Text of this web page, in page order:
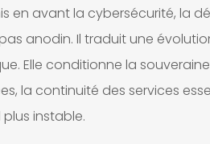
en avant la cybersécurité, la
anodin. Il traduit une
Elle conditionne la
la continuité des services
instable.